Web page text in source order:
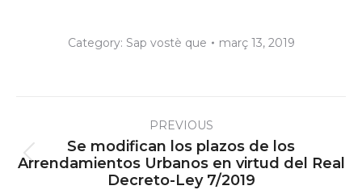
Category: Sap vostè que març 13, 2019
navigationPREVIOUS
Previous
post:
Se modifican los plazos de los
Arrendamientos Urbanos en virtud del Real
Decreto-Ley 7/2019